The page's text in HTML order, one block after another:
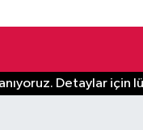
Detaylar için